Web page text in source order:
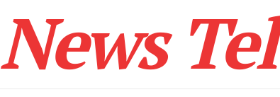
News